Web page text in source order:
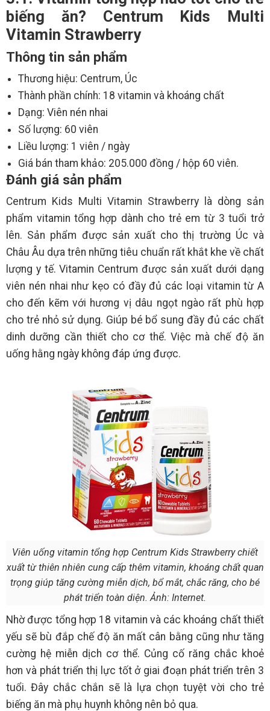
biếng ăn? Centrum Kids Multi
Vitamin Strawberry
Thông tin sản phẩm
Thương hiệu: Centrum, Úc
Thành phần chính: 18 vitamin và khoáng chất
Dạng: Viên nén nhai
Số lượng: 60 viên
Liều lượng: 1 viên / ngày
Giá bán tham khảo: 205.000 đồng / hộp 60 viên.
Đánh giá sản phẩm
Centrum Kids Multi Vitamin Strawberry là dòng sản
phẩm vitamin tổng hợp dành cho trẻ em từ 3 tuổi trở
lên. Sản phẩm được sản xuất cho thị trường Úc và
Châu Âu dựa trên những tiêu chuẩn rất khắt khe về chất
lượng y tế. Vitamin Centrum được sản xuất dưới dạng
viên nén nhai như kẹo có đầy đủ các loại vitamin từ A
cho đến kẽm với hương vị dâu ngọt ngào rất phù hợp
cho trẻ nhỏ sử dụng. Giúp bé bổ sung đầy đủ các chất
dinh dưỡng cần thiết cho cơ thể. Việc mà chế độ ăn
uống hằng ngày không đáp ứng được.
Viên uống vitamin tổng hợp Centrum Kids Strawberry chiết
xuất từ thiên nhiên cung cấp thêm vitamin, khoáng chất quan
trọng giúp tăng cường miễn dịch, bổ mắt, chắc răng, cho bé
phát triển toàn diện. Ảnh: Internet.
Nhờ được tổng hợp 18 vitamin và các khoáng chất thiết
yếu sẽ bù đắp chế độ ăn mất cân bằng cũng như tăng
cường hệ miễn dịch cơ thể. Củng cố răng chắc khoẻ
hơn và phát triển thị lực tốt ở giai đoạn phát triển trên 3
tuổi. Đây chắc chắn sẽ là lựa chọn tuyệt vời cho trẻ
biếng ăn mà phụ huynh không nên bỏ qua.